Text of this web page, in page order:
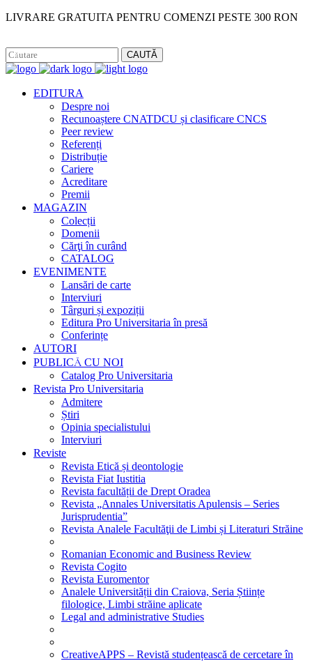
LIVRARE GRATUITA PENTRU COMENZI PESTE 300 RON
CAUTĂ
EDITURA
Despre noi
Recunoaștere CNATDCU și clasificare CNCS
Peer review
Referenți
Distribuție
Cariere
Acreditare
Premii
MAGAZIN
Colecții
Domenii
Cărţi în curând
CATALOG
EVENIMENTE
Lansări de carte
Interviuri
Târguri și expoziții
Editura Pro Universitaria în presă
Conferințe
AUTORI
PUBLICĂ CU NOI
Catalog Pro Universitaria
Revista Pro Universitaria
Admitere
Știri
Opinia specialistului
Interviuri
Reviste
Revista Etică și deontologie
Revista Fiat Iustitia
Revista facultății de Drept Oradea
Revista „Annales Universitatis Apulensis – Series
Jurisprudentia”
Revista Analele Facultăţii de Limbi și Literaturi Străine
Romanian Economic and Business Review
Revista Cogito
Revista Euromentor
Analele Universității din Craiova, Seria Științe
filologice, Limbi străine aplicate
Legal and administrative Studies
CreativeAPPS – Revistă studențească de cercetare în